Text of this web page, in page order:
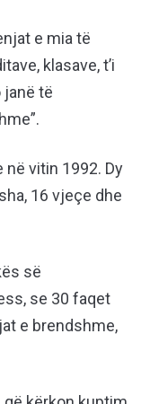
e mia të
klasave, t’i
janë të
në vitin 1992. Dy
16 vjeçe dhe
së
se 30 faqet
e brendshme,